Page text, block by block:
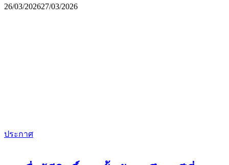
26/03/202627/03/2026
ประกาศ